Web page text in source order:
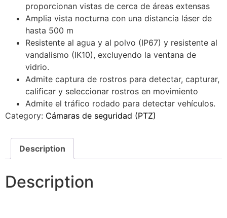
proporcionan vistas de cerca de áreas extensas
Amplia vista nocturna con una distancia láser de
hasta 500 m
Resistente al agua y al polvo (IP67) y resistente al
vandalismo (IK10), excluyendo la ventana de
vidrio.
Admite captura de rostros para detectar, capturar,
calificar y seleccionar rostros en movimiento
Admite el tráfico rodado para detectar vehículos.
Category: Cámaras de seguridad (PTZ)
Description
Description